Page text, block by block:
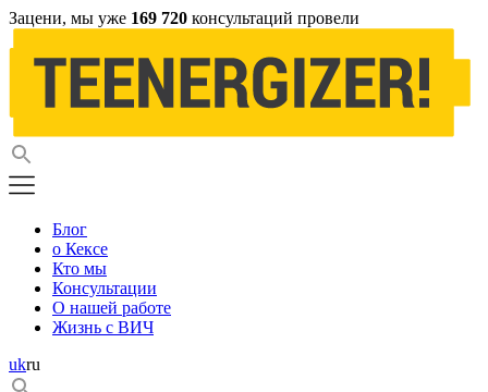
Зацени, мы уже 169 720 консультаций провели
Блог
о Кексе
Кто мы
Консультации
О нашей работе
Жизнь с ВИЧ
ukru